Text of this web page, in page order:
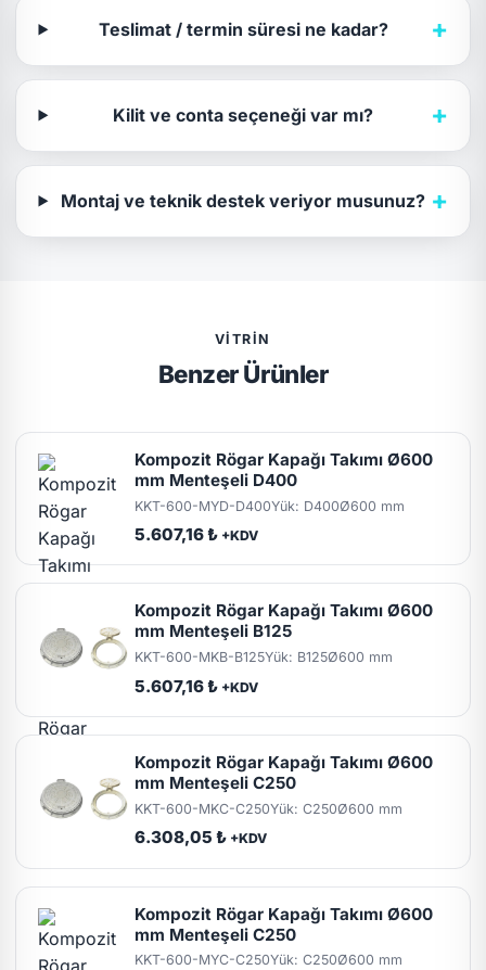
Teslimat / termin süresi ne kadar? +
Kilit ve conta seçeneği var mı? +
Montaj ve teknik destek veriyor musunuz? +
VITRIN
Benzer Ürünler
Kompozit Rögar Kapağı Takımı Ø600
mm Menteşeli D400
KKT-600-MYD-D400Yük: D400Ø600 mm
5.607,16 ₺ +KDV
Kompozit Rögar Kapağı Takımı Ø600
mm Menteşeli B125
KKT-600-MKB-B125Yük: B125Ø600 mm
5.607,16 ₺ +KDV
Kompozit Rögar Kapağı Takımı Ø600
mm Menteşeli C250
KKT-600-MKC-C250Yük: C250Ø600 mm
6.308,05 ₺ +KDV
Kompozit Rögar Kapağı Takımı Ø600
mm Menteşeli C250
KKT-600-MYC-C250Yük: C250Ø600 mm